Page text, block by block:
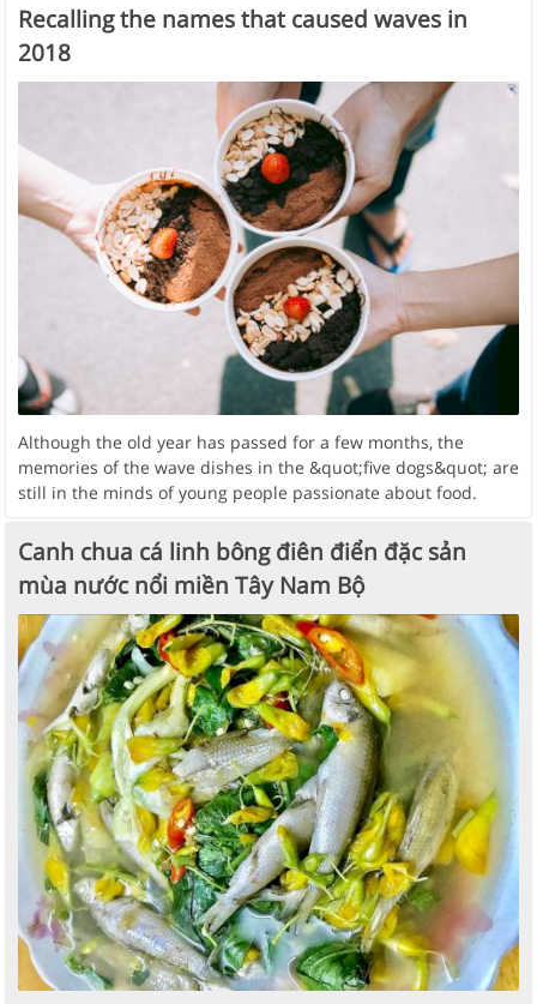
Recalling the names that caused waves in
2018
Although the old year has passed for a few months, the
memories of the wave dishes in the &quot;five dogs&quot; are
still in the minds of young people passionate about food.
Canh chua cá linh bông điên điển đặc sản
mùa nước nổi miền Tây Nam Bộ